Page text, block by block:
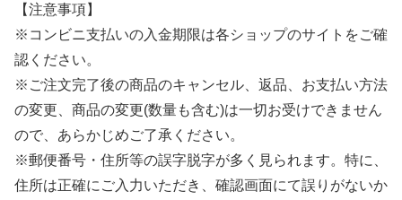
【注意事項】
※コンビニ支払いの入金期限は各ショップのサイトをご確
認ください。
※ご注文完了後の商品のキャンセル、返品、お支払い方法
の変更、商品の変更(数量も含む)は一切お受けできません
ので、あらかじめご了承ください。
※郵便番号・住所等の誤字脱字が多く見られます。特に、
住所は正確にご入力いただき、確認画面にて誤りがないか